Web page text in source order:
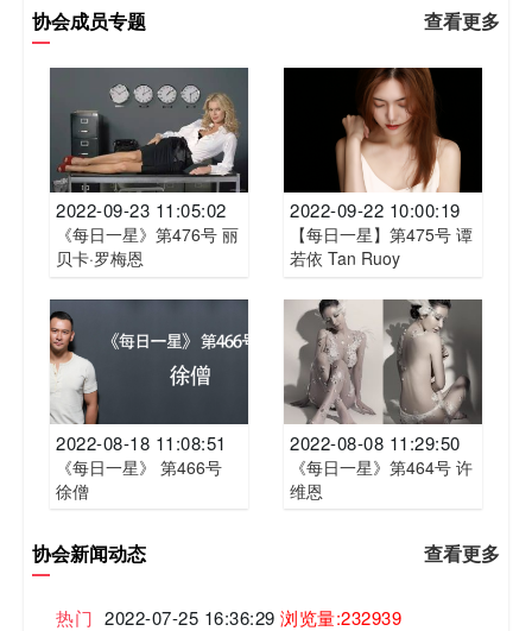
协会成员专题 查看更多
2022-09-23 11:05:02
《每日一星》第476号 丽
贝卡·罗梅恩
2022-09-22 10:00:19
【每日一星】第475号 谭
若依 Tan Ruoy
2022-08-18 11:08:51
《每日一星》 第466号
徐僧
2022-08-08 11:29:50
《每日一星》第464号 许
维恩​
协会新闻动态 查看更多
热门 2022-07-25 16:36:29 浏览量:232939